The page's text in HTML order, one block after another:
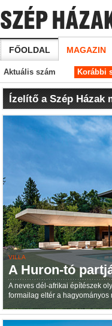
FŐOLDAL MAGAZIN
Aktuális szám Korábbi
Ízelítő a Szép Házak
VILLA
A Huron-tó
A neves dél-afrikai építészek
formailag eltér a